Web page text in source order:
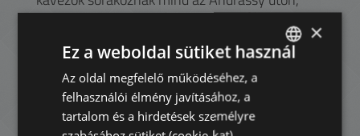
mind a Liszt Ferenc tér hangulatos fái alatt.
A Nagymező utcában több színház kínálja
előadásait a kultúra iránt érdeklődőknek. A
kerület Városligethez közel eső része elegáns
villáival számos ország nagykövetségének ad
otthont. A diákok az ELTE Pedagógia
×
Ez a weboldal sütiket használ
Az oldal megfelelő működéséhez, a
felhasználói élmény javításához, a
tartalom és a hirdetések személyre